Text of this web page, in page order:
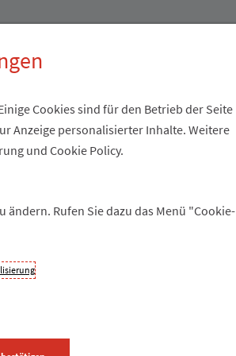
Cookies sind für den Betrieb der Seite
Anzeige personalisierter Inhalte. Weitere
und Cookie Policy.
Rufen Sie dazu das Menü "Cookie-